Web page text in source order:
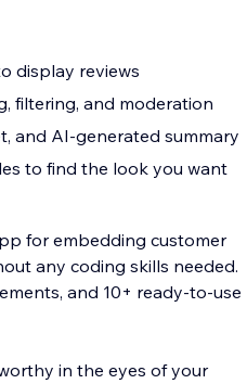
display reviews
filtering, and moderation
and AI-generated summary
to find the look you want
for embedding customer
and 10+ ready-to-use
in the eyes of your